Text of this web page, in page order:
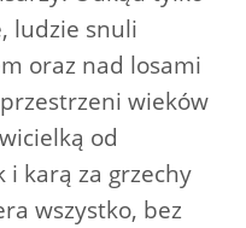
ludzie snuli
oraz nad losami
wieków
od
i karą za grzechy
wszystko, bez